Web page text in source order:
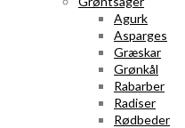
Agurk
Asparges
Græskar
Grønkål
Rabarber
Radiser
Rødbeder